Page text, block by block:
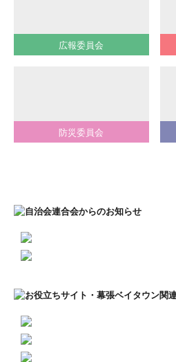
広報委員会
防災委員会